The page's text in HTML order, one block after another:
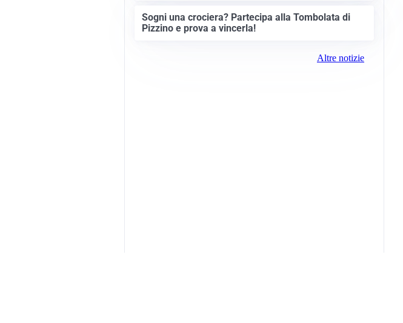
Sogni una crociera? Partecipa alla Tombolata di
Pizzino e prova a vincerla!
Altre notizie